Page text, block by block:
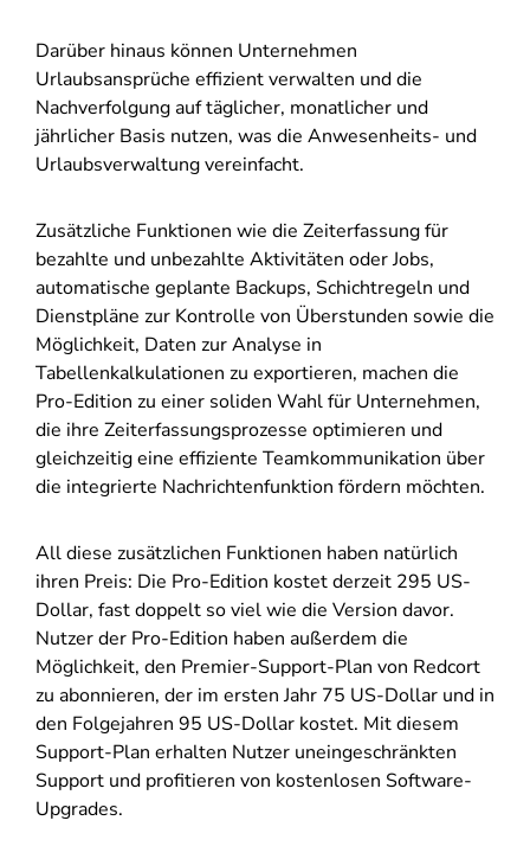
Darüber hinaus können Unternehmen
Urlaubsansprüche effizient verwalten und die
Nachverfolgung auf täglicher, monatlicher und
jährlicher Basis nutzen, was die Anwesenheits- und
Urlaubsverwaltung vereinfacht.
Zusätzliche Funktionen wie die Zeiterfassung für
bezahlte und unbezahlte Aktivitäten oder Jobs,
automatische geplante Backups, Schichtregeln und
Dienstpläne zur Kontrolle von Überstunden sowie die
Möglichkeit, Daten zur Analyse in
Tabellenkalkulationen zu exportieren, machen die
Pro-Edition zu einer soliden Wahl für Unternehmen,
die ihre Zeiterfassungsprozesse optimieren und
gleichzeitig eine effiziente Teamkommunikation über
die integrierte Nachrichtenfunktion fördern möchten.
All diese zusätzlichen Funktionen haben natürlich
ihren Preis: Die Pro-Edition kostet derzeit 295 US-
Dollar, fast doppelt so viel wie die Version davor.
Nutzer der Pro-Edition haben außerdem die
Möglichkeit, den Premier-Support-Plan von Redcort
zu abonnieren, der im ersten Jahr 75 US-Dollar und in
den Folgejahren 95 US-Dollar kostet. Mit diesem
Support-Plan erhalten Nutzer uneingeschränkten
Support und profitieren von kostenlosen Software-
Upgrades.